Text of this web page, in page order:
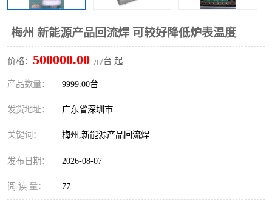
梅州 新能源产品回流焊 可较好降低炉表温度
价格： 500000.00 元/台 起
产品数量： 9999.00台
发货地址： 广东省深圳市
关键词： 梅州,新能源产品回流焊
发布日期： 2026-08-07
阅 读 量： 77